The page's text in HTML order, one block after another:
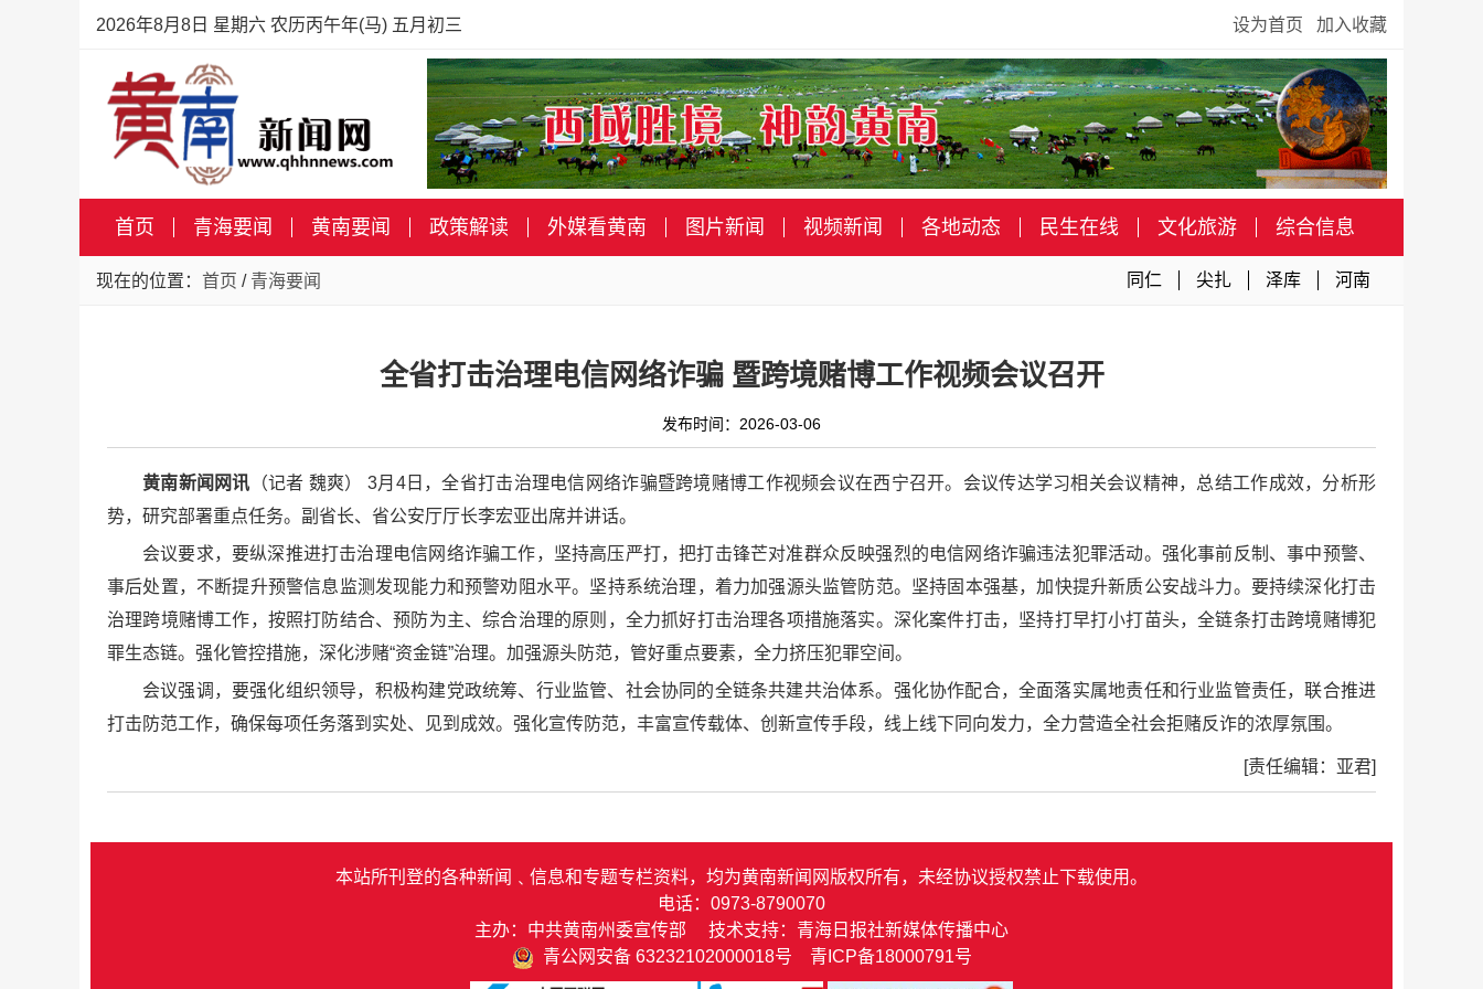
2026年8月8日 星期六 农历丙午年(马) 五月初三 设为首页 加入收藏
首页 青海要闻 黄南要闻 政策解读 外媒看黄南 图片新闻 视频新闻 各地动态 民生在线 文化旅游 综合信息
现在的位置： 首页 / 青海要闻 同仁 尖扎 泽库 河南
全省打击治理电信网络诈骗 暨跨境赌博工作视频会议召开
发布时间：2026-03-06
黄南新闻网讯 （记者 魏爽） 3月4日，全省打击治理电信网络诈骗暨跨境赌博工作视频会议在西宁召开。会议传达学习相关会议精神，总结工作成效，分析形
势，研究部署重点任务。副省长、省公安厅厅长李宏亚出席并讲话。
会议要求，要纵深推进打击治理电信网络诈骗工作，坚持高压严打，把打击锋芒对准群众反映强烈的电信网络诈骗违法犯罪活动。强化事前反制、事中预警、
事后处置，不断提升预警信息监测发现能力和预警劝阻水平。坚持系统治理，着力加强源头监管防范。坚持固本强基，加快提升新质公安战斗力。要持续深化打击
治理跨境赌博工作，按照打防结合、预防为主、综合治理的原则，全力抓好打击治理各项措施落实。深化案件打击，坚持打早打小打苗头，全链条打击跨境赌博犯
罪生态链。强化管控措施，深化涉赌“资金链”治理。加强源头防范，管好重点要素，全力挤压犯罪空间。
会议强调，要强化组织领导，积极构建党政统筹、行业监管、社会协同的全链条共建共治体系。强化协作配合，全面落实属地责任和行业监管责任，联合推进
打击防范工作，确保每项任务落到实处、见到成效。强化宣传防范，丰富宣传载体、创新宣传手段，线上线下同向发力，全力营造全社会拒赌反诈的浓厚氛围。
[责任编辑：亚君]
本站所刊登的各种新闻﹑信息和专题专栏资料，均为黄南新闻网版权所有，未经协议授权禁止下载使用。
电话：0973-8790070
主办：中共黄南州委宣传部 技术支持：青海日报社新媒体传播中心
青公网安备 63232102000018号
青ICP备18000791号